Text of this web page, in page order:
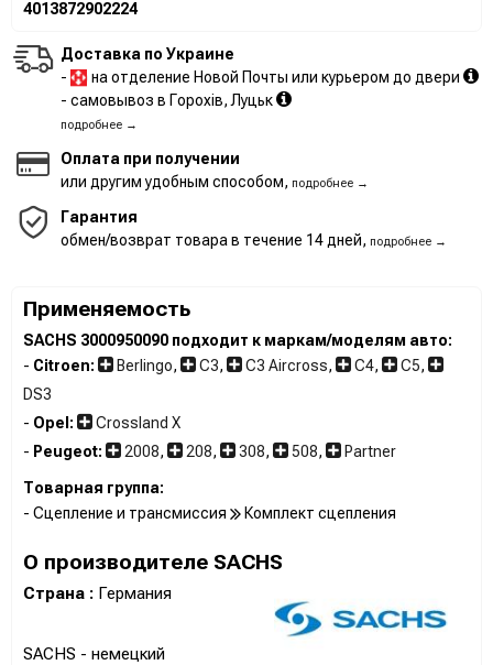
4013872902224
Доставка по Украине
-
на отделение Новой Почты или курьером до двери
- самовывоз в Горохів, Луцьк
подробнее →
Оплата при получении
или другим удобным способом, подробнее →
Гарантия
обмен/возврат товара в течение 14 дней, подробнее →
Применяемость
SACHS 3000950090 подходит к маркам/моделям авто:
- Citroen: Berlingo, C3, C3 Aircross, C4, C5,
DS3
- Opel:
Crossland X
- Peugeot: 2008, 208, 308, 508, Partner
Товарная группа:
- Сцепление и трансмиссия
Комплект сцепления
О производителе SACHS
Страна : Германия
SACHS - немецкий